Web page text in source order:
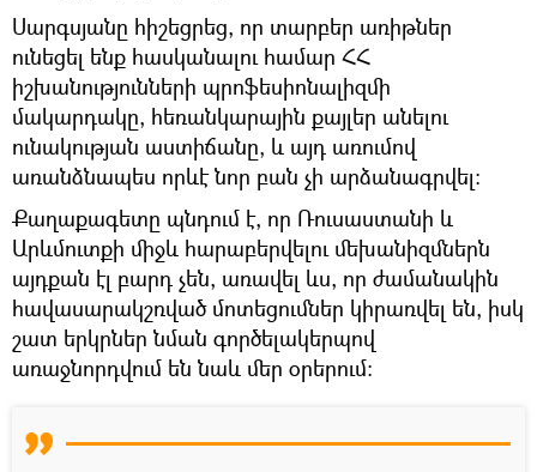
Սարգսյանը հիշեցրեց, որ տարբեր առիթներ
ունեցել ենք հասկանալու համար ՀՀ
իշխանությունների պրոֆեսիոնալիզմի
մակարդակը, հեռանկարային քայլեր անելու
ունակության աստիճանը, և այդ առումով
առանձնապես որևէ նոր բան չի արձանագրվել։
Քաղաքագետը պնդում է, որ Ռուսաստանի և
Արևմուտքի միջև հարաբերվելու մեխանիզմներն
այդքան էլ բարդ չեն, առավել ևս, որ ժամանակին
հավասարակշռված մոտեցումներ կիրառվել են, իսկ
շատ երկրներ նման գործելակերպով
առաջնորդվում են նաև մեր օրերում։